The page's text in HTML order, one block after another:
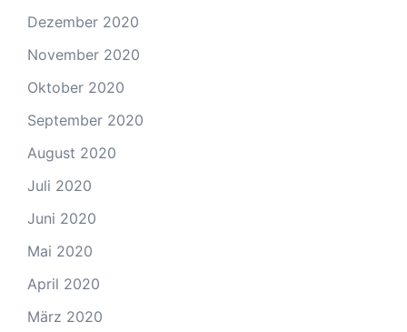
Dezember 2020
November 2020
Oktober 2020
September 2020
August 2020
Juli 2020
Juni 2020
Mai 2020
April 2020
März 2020